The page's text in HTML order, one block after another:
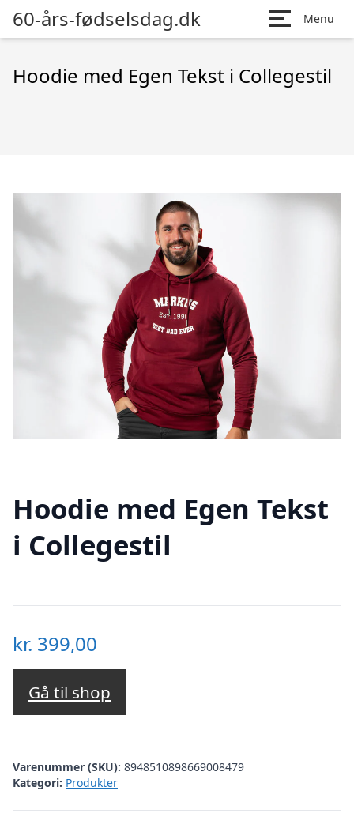
60-års-fødselsdag.dk Menu
Hoodie med Egen Tekst i Collegestil
Hoodie med Egen Tekst
i Collegestil
kr. 399,00
Gå til shop
Varenummer (SKU): 8948510898669008479
Kategori: Produkter